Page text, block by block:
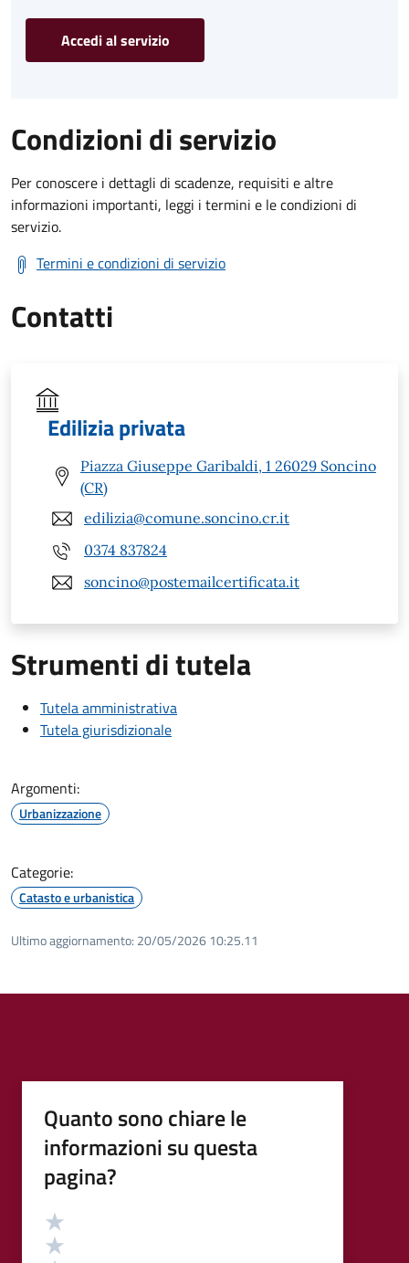
Accedi al servizio
Condizioni di servizio
Per conoscere i dettagli di scadenze, requisiti e altre
informazioni importanti, leggi i termini e le condizioni di
servizio.
Termini e condizioni di servizio
Contatti
Edilizia privata
Piazza Giuseppe Garibaldi, 1 26029 Soncino
(CR)
edilizia@comune.soncino.cr.it
0374 837824
soncino@postemailcertificata.it
Strumenti di tutela
Tutela amministrativa
Tutela giurisdizionale
Argomenti:
Urbanizzazione
Categorie:
Catasto e urbanistica
Ultimo aggiornamento: 20/05/2026 10:25.11
Quanto sono chiare le
informazioni su questa
pagina?
Valutazione